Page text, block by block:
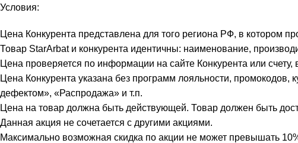
Условия:
Цена Конкурента представлена для того региона РФ, в котором
Товар StarArbat и конкурента идентичны: наименование,
Цена проверяется по информации на сайте Конкурента или
Цена Конкурента указана без программ лояльности, промокодов,
дефектом», «Распродажа» и т.п.
Цена на товар должна быть действующей. Товар должен быть
Данная акция не сочетается с другими акциями.
Максимально возможная скидка по акции не может превышать